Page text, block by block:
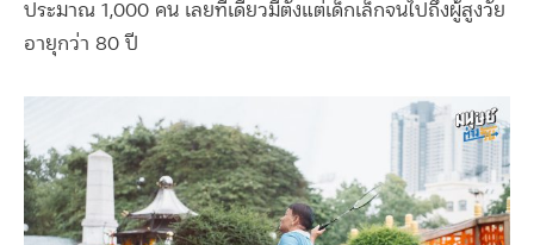
ประมาณ 1,000 คน เลยทีเดียวมีตั้งแต่เด็กเล็กจนไปถึงผู้สูงวัย
อายุกว่า 80 ปี